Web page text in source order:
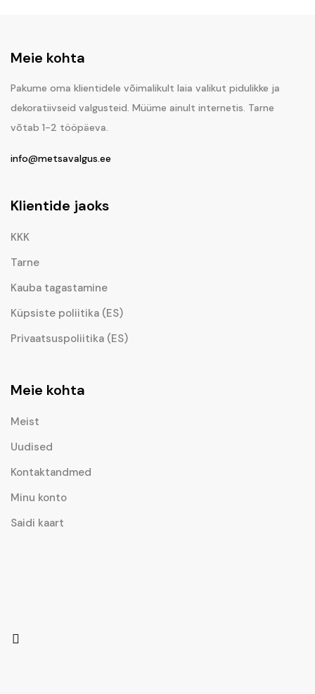
Meie kohta
Pakume oma klientidele võimalikult laia valikut pidulikke ja
dekoratiivseid valgusteid. Müüme ainult internetis. Tarne
võtab 1-2 tööpäeva.
info@metsavalgus.ee
Klientide jaoks
KKK
Tarne
Kauba tagastamine
Küpsiste poliitika (ES)
Privaatsuspoliitika (ES)
Meie kohta
Meist
Uudised
Kontaktandmed
Minu konto
Saidi kaart